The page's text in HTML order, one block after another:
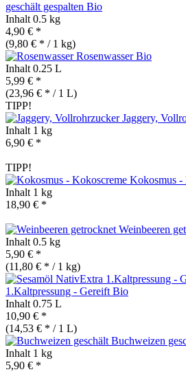
geschält gespalten Bio
Inhalt 0.5 kg
4,90 € *
(9,80 € * / 1 kg)
RosenwasserBio
Inhalt 0.25 L
5,99 € *
(23,96 € * / 1 L)
TIPP!
Jaggery,
Inhalt 1 kg
6,90 € *
TIPP!
Kokosmus -
Inhalt 1 kg
18,90 € *
Weinbeeren
Inhalt 0.5 kg
5,90 € *
(11,80 € * / 1 kg)
1.Kaltpressung - Gereift Bio
Inhalt 0.75 L
10,90 € *
(14,53 € * / 1 L)
Buchweizen
Inhalt 1 kg
5,90 € *